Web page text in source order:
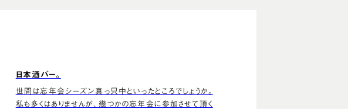
日本酒バー。
世間は忘年会シーズン真っ只中といったところでしょうか。
私も多くはありませんが、幾つかの忘年会に参加させて頂く